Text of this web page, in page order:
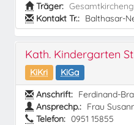
Träger:
Kontakt Tr.: Balthasar-
Kath. Kindergarten
KiKri
KiGa
Anschrift: Ferdinand-
Ansprechp.: Frau
Telefon: 0951 15855